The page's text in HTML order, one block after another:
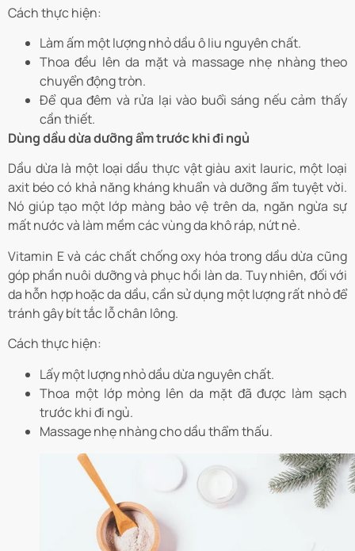
Cách thực hiện:
Làm ấm một lượng nhỏ dầu ô liu nguyên chất.
Thoa đều lên da mặt và massage nhẹ nhàng theo
chuyển động tròn.
Để qua đêm và rửa lại vào buổi sáng nếu cảm thấy
cần thiết.
Dùng dầu dừa dưỡng ẩm trước khi đi ngủ
Dầu dừa là một loại dầu thực vật giàu axit lauric, một loại
axit béo có khả năng kháng khuẩn và dưỡng ẩm tuyệt vời.
Nó giúp tạo một lớp màng bảo vệ trên da, ngăn ngừa sự
mất nước và làm mềm các vùng da khô ráp, nứt nẻ.
Vitamin E và các chất chống oxy hóa trong dầu dừa cũng
góp phần nuôi dưỡng và phục hồi làn da. Tuy nhiên, đối với
da hỗn hợp hoặc da dầu, cần sử dụng một lượng rất nhỏ để
tránh gây bít tắc lỗ chân lông.
Cách thực hiện:
Lấy một lượng nhỏ dầu dừa nguyên chất.
Thoa một lớp mỏng lên da mặt đã được làm sạch
trước khi đi ngủ.
Massage nhẹ nhàng cho dầu thẩm thấu.